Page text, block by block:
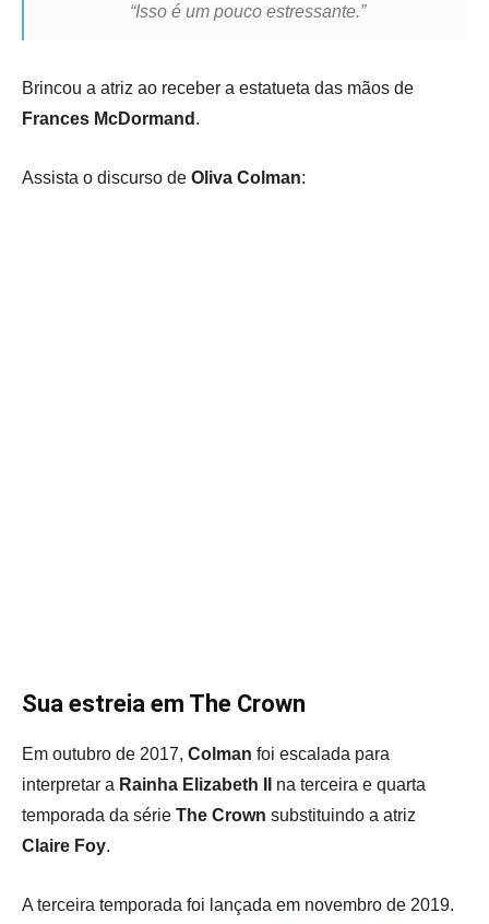
“Isso é um pouco estressante.”
Brincou a atriz ao receber a estatueta das mãos de
Frances McDormand .
Assista o discurso de Oliva Colman:
Sua estreia em The Crown
Em outubro de 2017, Colman foi escalada para
interpretar a Rainha Elizabeth II
na terceira e quarta
temporada da série The Crown substituindo a atriz
Claire Foy.
A terceira temporada foi lançada em novembro de 2019.